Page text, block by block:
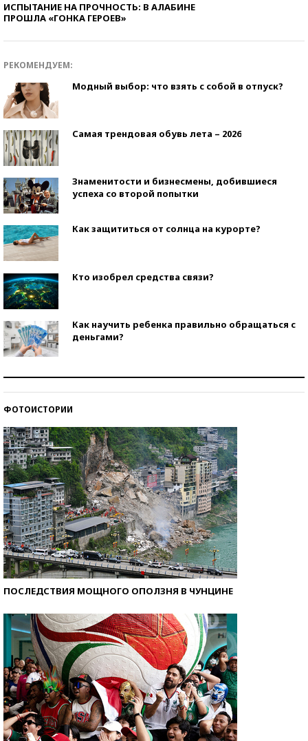
ИСПЫТАНИЕ НА ПРОЧНОСТЬ: В АЛАБИНЕ
ПРОШЛА «ГОНКА ГЕРОЕВ»
РЕКОМЕНДУЕМ:
Модный выбор: что взять с собой в отпуск?
Самая трендовая обувь лета – 2026
Знаменитости и бизнесмены, добившиеся
успеха со второй попытки
Как защититься от солнца на курорте?
Кто изобрел средства связи?
Как научить ребенка правильно обращаться с
деньгами?
ФОТОИСТОРИИ
ПОСЛЕДСТВИЯ МОЩНОГО ОПОЛЗНЯ В ЧУНЦИНЕ